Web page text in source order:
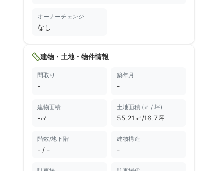
オーナーチェンジ
なし
建物・土地・物件情報
間取り
-
築年月
-
建物面積
-㎡
土地面積 (㎡ / 坪)
55.21㎡/16.7坪
階数/地下階
- / -
建物構造
-